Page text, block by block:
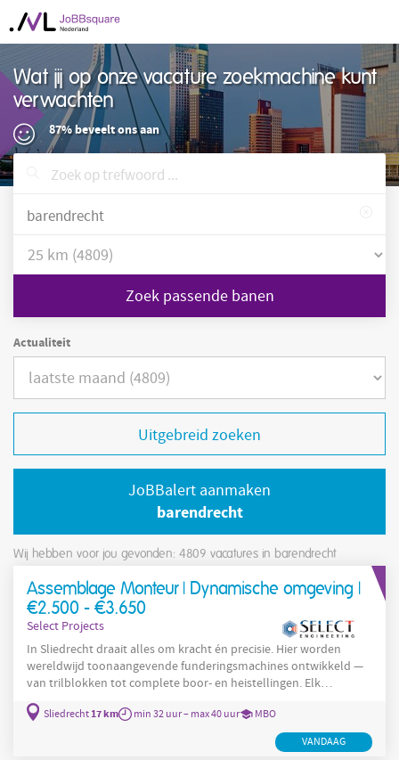
Wat jij op onze vacature zoekmachine kunt
verwachten
87% beveelt ons aan
Zoek passende banen
Actualiteit
Uitgebreid zoeken
JoBBalert aanmaken
barendrecht
Wij hebben voor jou gevonden: 4809 vacatures in barendrecht
Assemblage Monteur | Dynamische omgeving |
€2.500 - €3.650
Select Projects
In Sliedrecht draait alles om kracht én precisie. Hier worden
wereldwijd toonaangevende funderingsmachines ontwikkeld —
van trilblokken tot complete boor- en heistellingen. Elk
onderdeel, hoe groot of klein ook, krijgt aandacht zodat
installaties optimaal presteren. Duurzaamheid en innovatie
vormen de basis. Door hydraulische expertise te combineren met
mechanische vaardigheid en het streven naar een emissievrije
Sliedrecht17 km min 32 uur – max 40 uur MBO
VANDAAG